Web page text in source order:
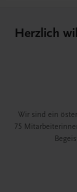
Herzlich
Wir sind ein
75